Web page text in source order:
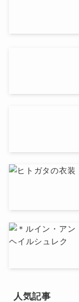
人気記事